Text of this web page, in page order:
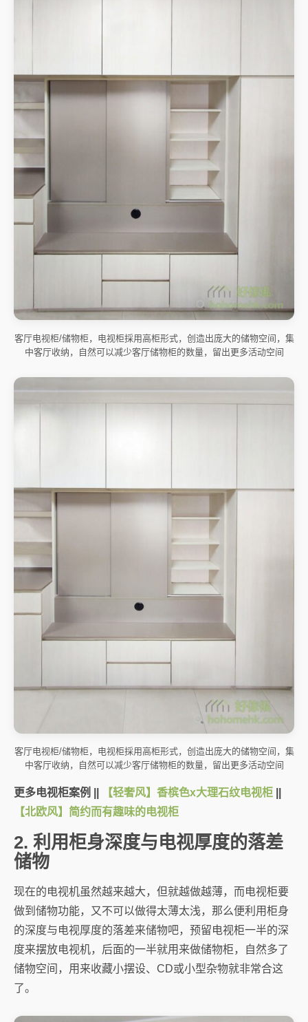
客厅电视柜/储物柜，电视柜採用高柜形式，创造出庞大的储物空间，集
中客厅收纳，自然可以减少客厅储物柜的数量，留出更多活动空间
客厅电视柜/储物柜，电视柜採用高柜形式，创造出庞大的储物空间，集
中客厅收纳，自然可以减少客厅储物柜的数量，留出更多活动空间
更多电视柜案例 || 【轻奢风】香槟色x大理石纹电视柜
【北欧风】简约而有趣味的电视柜
2. 利用柜身深度与电视厚度的落差
储物
现在的电视机虽然越来越大，但就越做越薄，而电视柜要
做到储物功能，又不可以做得太薄太浅，那么便利用柜身
的深度与电视厚度的落差来储物吧，预留电视柜一半的深
度来摆放电视机，后面的一半就用来做储物柜，自然多了
储物空间，用来收藏小摆设、CD或小型杂物就非常合这
了。